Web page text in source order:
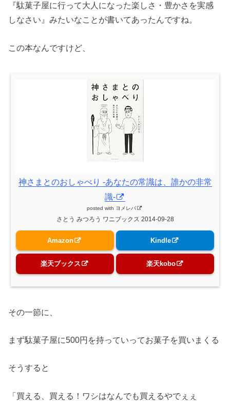
『駄菓子屋に行って大人になった楽しさ・豊かさを実感
しなさい』みたいなことが書いてあったんですね。
この本なんですけど、
神さまとのおしゃべり -あなたの常識は、誰かの非常
識-
posted with ヨメレバ
さとう みつろう ワニブックス 2014-09-28
Amazon Kindle
楽天ブックス 楽天kobo
その一節に、
まず駄菓子屋に500円を持っていってお菓子を買いまくる
そうすると
「買える、買える！ワシはなんでも買えるやでぇぇ